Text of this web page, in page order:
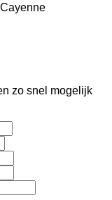
zo snel mogelijk